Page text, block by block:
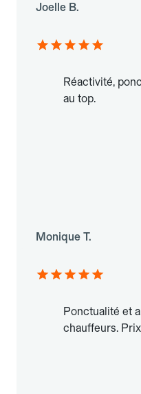
Joelle B.
Réactivité,
au top.
Monique T.
Ponctualité et
chauffeurs.